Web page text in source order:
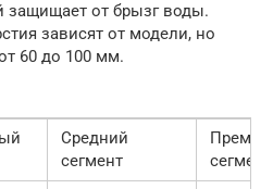
защищает от брызг воды.
зависят от модели, но
60 до 100 мм.
Средний
сегмент
сегмент